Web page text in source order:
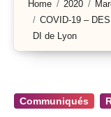
Home 2020
COVID-19 –
DI de Lyon
Communiqués